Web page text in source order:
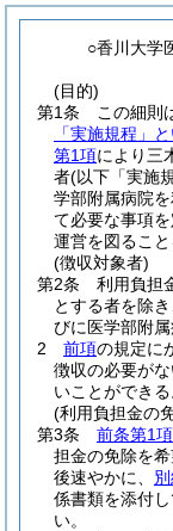
○香川大学
(目的)
第1条
この細則
「実施規程」
第1項により三
者(以下「実施
学部附属病院
て必要な事項
運営を図ること
(徴収対象者)
第2条
利用負担
とする者を除
びに医学部附属
2
前項の規定に
徴収の必要が
いことができる
(利用負担金の
第3条
前条第1項
担金の免除を
後速やかに、
係書類を添付
い。